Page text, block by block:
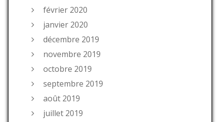
février 2020
janvier 2020
décembre 2019
novembre 2019
octobre 2019
septembre 2019
août 2019
juillet 2019